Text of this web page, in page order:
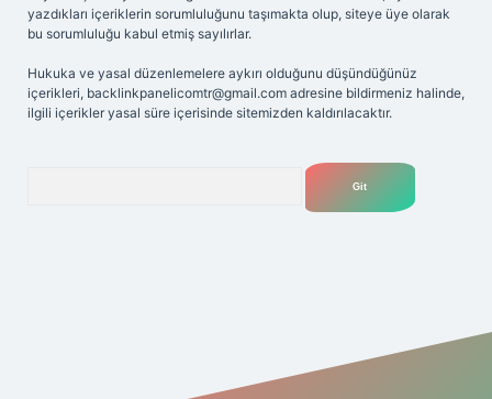
yazdıkları içeriklerin sorumluluğunu taşımakta olup, siteye üye olarak
bu sorumluluğu kabul etmiş sayılırlar.
Hukuka ve yasal düzenlemelere aykırı olduğunu düşündüğünüz
içerikleri, backlinkpanelicomtr@gmail.com adresine bildirmeniz halinde,
ilgili içerikler yasal süre içerisinde sitemizden kaldırılacaktır.